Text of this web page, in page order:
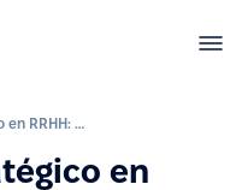
Onboarding estratégico en RRHH: cómo impacta en la retención de personal
en